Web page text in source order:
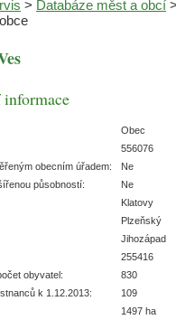
> Databáze měst a obcí
Obec
556076
obecním úřadem:
Ne
působností:
Ne
Klatovy
Plzeňský
Jihozápad
255416
obyvatel:
830
k 1.12.2013:
109
1497 ha